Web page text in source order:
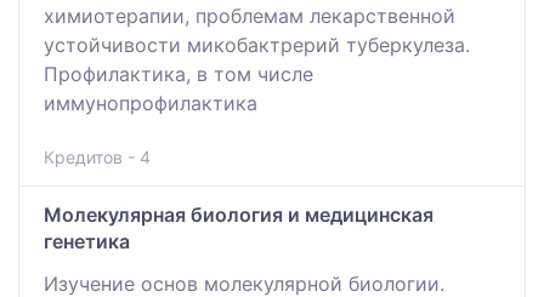
химиотерапии, проблемам лекарственной
устойчивости микобактрерий туберкулеза.
Профилактика, в том числе
иммунопрофилактика
Кредитов - 4
Молекулярная биология и медицинская
генетика
Изучение основ молекулярной биологии.